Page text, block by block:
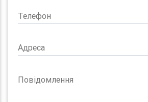
Телефон
Адреса
Повідомлення